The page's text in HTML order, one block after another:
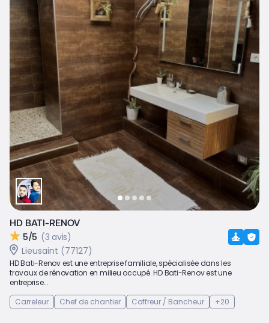
HD BATI-RENOV
5/5 (3 avis)
Lieusaint (77127)
HD Bati-Renov est une entreprise familiale, spécialisée dans les
travaux de rénovation en milieu occupé. HD Bati-Renov est une
entreprise...
Carreleur
Chef de chantier Coffreur / Bancheur +20